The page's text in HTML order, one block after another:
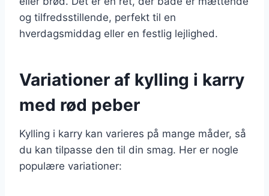
og tilfredsstillende, perfekt til en
hverdagsmiddag eller en festlig lejlighed.
Variationer af kylling i karry
med rød peber
Kylling i karry kan varieres på mange måder, så
du kan tilpasse den til din smag. Her er nogle
populære variationer: